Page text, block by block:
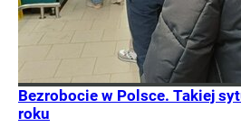
Bezrobocie w Polsce. Takiej
roku